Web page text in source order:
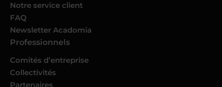
Notre service client
FAQ
Newsletter Acadomia
Professionnels
Comités d’entreprise
Collectivités
Partenaires